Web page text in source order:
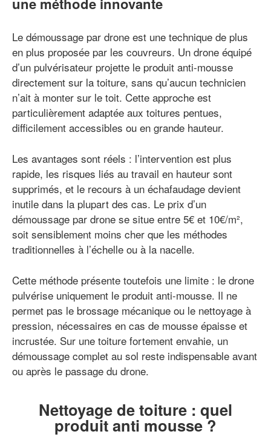
Le démoussage par drone est une technique de plus
en plus proposée par les couvreurs. Un drone équipé
d’un pulvérisateur projette le produit anti-mousse
directement sur la toiture, sans qu’aucun technicien
n’ait à monter sur le toit. Cette approche est
particulièrement adaptée aux toitures pentues,
difficilement accessibles ou en grande hauteur.
Les avantages sont réels : l’intervention est plus
rapide, les risques liés au travail en hauteur sont
supprimés, et le recours à un échafaudage devient
inutile dans la plupart des cas. Le prix d’un
démoussage par drone se situe entre 5€ et 10€/m²,
soit sensiblement moins cher que les méthodes
traditionnelles à l’échelle ou à la nacelle.
Cette méthode présente toutefois une limite : le drone
pulvérise uniquement le produit anti-mousse. Il ne
permet pas le brossage mécanique ou le nettoyage à
pression, nécessaires en cas de mousse épaisse et
incrustée. Sur une toiture fortement envahie, un
démoussage complet au sol reste indispensable avant
ou après le passage du drone.
Nettoyage de toiture : quel
produit anti mousse ?